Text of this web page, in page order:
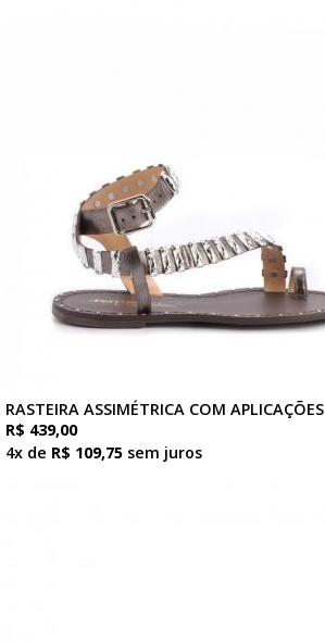
RASTEIRA ASSIMÉTRICA COM APLICAÇÕES
R$ 439,00
4x de R$ 109,75 sem juros